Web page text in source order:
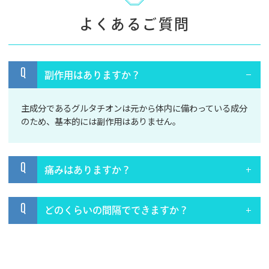
よくあるご質問
Q 副作用はありますか？
主成分であるグルタチオンは元から体内に備わっている成分
のため、基本的には副作用はありません。
Q 痛みはありますか？
Q どのくらいの間隔でできますか？